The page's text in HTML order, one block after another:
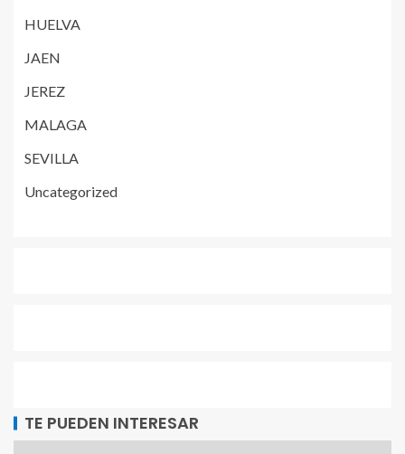
HUELVA
JAEN
JEREZ
MALAGA
SEVILLA
Uncategorized
TE PUEDEN INTERESAR